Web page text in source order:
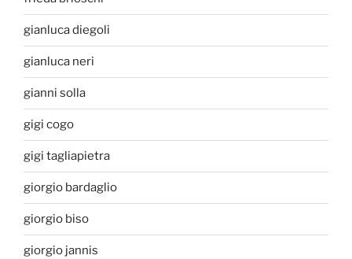
gianluca diegoli
gianluca neri
gianni solla
gigi cogo
gigi tagliapietra
giorgio bardaglio
giorgio biso
giorgio jannis